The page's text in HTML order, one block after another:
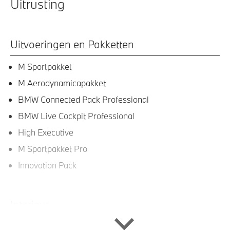
Uitrusting
Uitvoeringen en Pakketten
M Sportpakket
M Aerodynamicapakket
BMW Connected Pack Professional
BMW Live Cockpit Professional
High Executive
M Sportpakket Pro
Innovation Pack
Elektrisch verwarmde voorstoelen